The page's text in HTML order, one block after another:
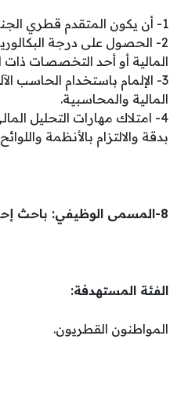
1- أن يكون المتقدم قطري الجنسية.
2- الحصول على درجة
المالية أو أحد التخصصات ذات
3- الإلمام باستخدام الحاسب
المالية والمحاسبية.
4- امتلاك مهارات التحليل
بدقة والالتزام بالأنظمة
8-المسمى الوظيفي: باحث إحصاء
الفئة المستهدفة:
المواطنون القطريون.